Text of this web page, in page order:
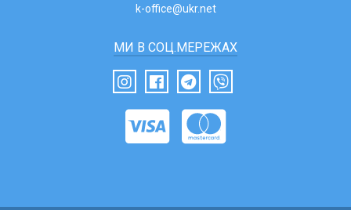
k-office@ukr.net
МИ В СОЦ.МЕРЕЖАХ